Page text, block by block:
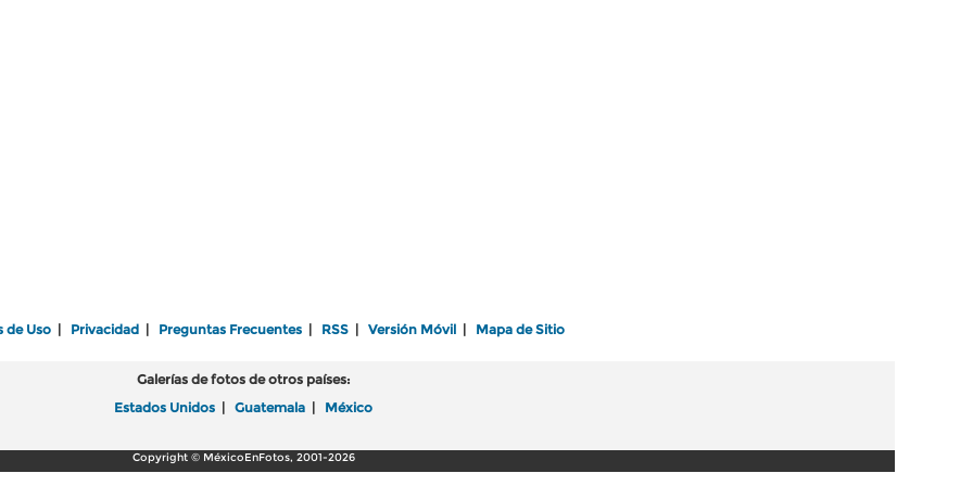
de Uso Privacidad Preguntas Frecuentes RSS Versión Móvil Mapa de Sitio
Galerías de fotos de otros países:
Estados Unidos
Guatemala México
Copyright © MéxicoEnFotos, 2001-2026